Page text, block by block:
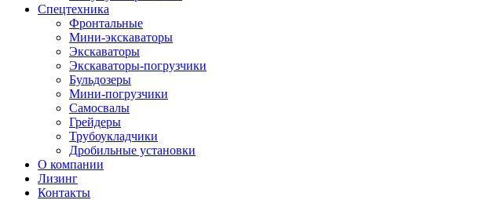
Спецтехника
Фронтальные
Мини-экскаваторы
Экскаваторы
Экскаваторы-погрузчики
Бульдозеры
Мини-погрузчики
Самосвалы
Грейдеры
Трубоукладчики
Дробильные установки
О компании
Лизинг
Контакты